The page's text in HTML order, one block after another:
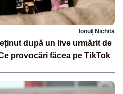
Ionuț Nichita
după un live urmărit de
provocări făcea pe TikTok